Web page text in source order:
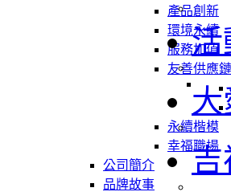
產品創新
環境永續
服務加值
友善供應鏈
永續楷模
幸福職場
公司簡介
品牌故事
活
大
吉